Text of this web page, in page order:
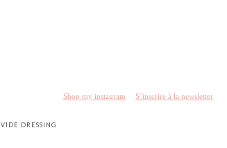
Shop my instagram S’inscrire à la newsletter
VIDE DRESSING